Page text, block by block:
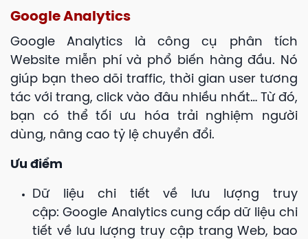
Google Analytics
Google Analytics là công cụ phân tích
Website miễn phí và phổ biến hàng đầu. Nó
giúp bạn theo dõi traffic, thời gian user tương
tác với trang, click vào đâu nhiều nhất… Từ đó,
bạn có thể tối ưu hóa trải nghiệm người
dùng, nâng cao tỷ lệ chuyển đổi.
Ưu điểm
Dữ liệu chi tiết về lưu lượng truy
cập: Google Analytics cung cấp dữ liệu chi
tiết về lưu lượng truy cập trang Web, bao